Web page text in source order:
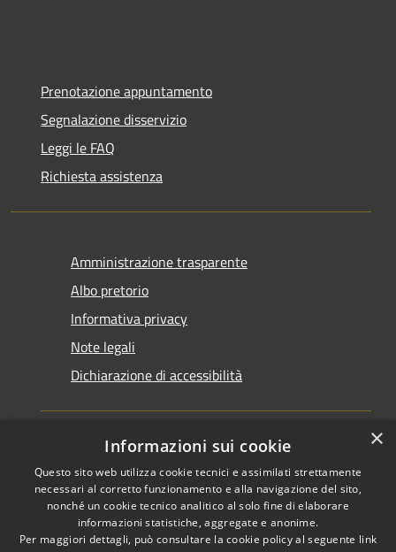
Prenotazione appuntamento
Segnalazione disservizio
Leggi le FAQ
Richiesta assistenza
Amministrazione trasparente
Albo pretorio
Informativa privacy
Note legali
Dichiarazione di accessibilità
RSS
Accessibilità
Copyright © 2026 • Comune di
Santarcangelo di Romagna •
Powered byMunicipium
×
Informazioni sui cookie
Questo sito web utilizza cookie tecnici e assimilati strettamente
necessari al corretto funzionamento e alla navigazione del sito,
nonché un cookie tecnico analitico al solo fine di elaborare
informazioni statistiche, aggregate e anonime.
Per maggiori dettagli, può consultare la cookie policy al seguente link